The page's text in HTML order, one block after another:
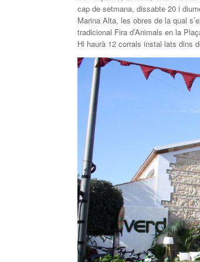
cap de setmana, dissabte 20 i
Marina Alta, les obres de la qual
tradicional Fira d’Animals en la
Hi haurà 12 corrals instal·lats dins